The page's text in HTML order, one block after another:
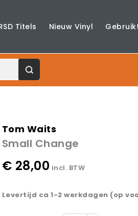
Titels Nieuw Vinyl
Tom Waits
Small Change
€ 28,00 incl. BTW
Levertijd ca 1-2 werkdagen (op